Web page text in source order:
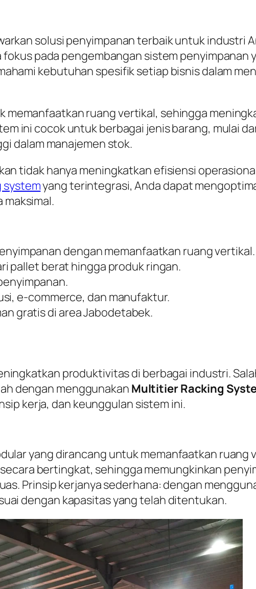
solusi penyimpanan terbaik untuk industri
fokus pada pengembangan sistem penyimpanan
kebutuhan spesifik setiap bisnis dalam
memanfaatkan ruang vertikal, sehingga
ini cocok untuk berbagai jenis barang, mulai
dalam manajemen stok.
tidak hanya meningkatkan efisiensi
systemyang terintegrasi, Anda dapat
dengan memanfaatkan ruang vertikal.
pallet berat hingga produk ringan.
e-commerce, dan manufaktur.
gratis di area Jabodetabek.
produktivitas di berbagai industri.
dengan menggunakan Multitier Racking
kerja, dan keunggulan sistem ini.
yang dirancang untuk memanfaatkan ruang
bertingkat, sehingga memungkinkan
Prinsip kerjanya sederhana: dengan
dengan kapasitas yang telah ditentukan.